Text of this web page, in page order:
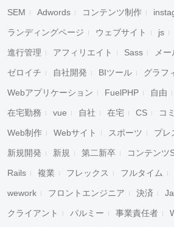
SEM Adwords コンテンツ制作
ランディングページ ウェブサイト js
進行管理 アフィリエイト Sass メー
ゼロイチ 自社開発 BIツール グラフ
Webアプリケーション FuelPHP 自由
在宅勤務 vue 自社 在宅 CS コ
Web制作 Webサイト スポーツ プレ
新規開発 新規 第二新卒 コンテンツ
Rails 複業 フレックス フルタイム
wework フロントエンジニア 決済
クライアント パルミー 事業責任者